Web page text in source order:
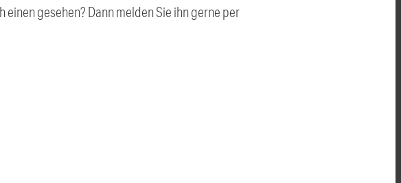
gesehen? Dann melden Sie ihn gerne per